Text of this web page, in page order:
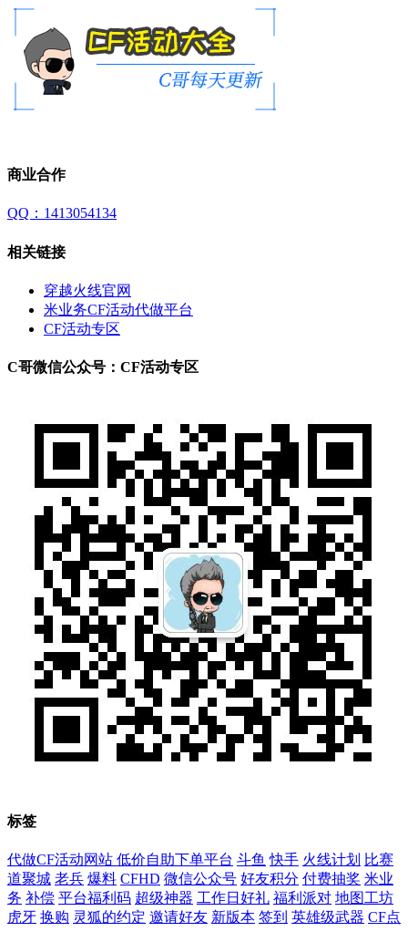
商业合作
QQ：1413054134
相关链接
穿越火线官网
米业务CF活动代做平台
CF活动专区
C哥微信公众号：CF活动专区
标签
代做CF活动网站 低价自助下单平台 斗鱼 快手 火线计划 比赛
道聚城 老兵 爆料 CFHD 微信公众号 好友积分 付费抽奖 米业
务 补偿 平台福利码 超级神器 工作日好礼 福利派对 地图工坊
虎牙 换购 灵狐的约定 邀请好友 新版本 签到 英雄级武器 CF点